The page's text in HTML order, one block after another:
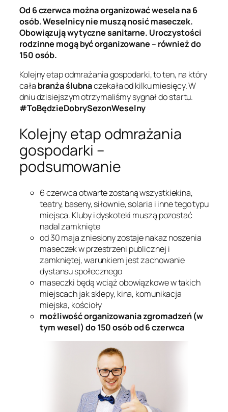
Od 6 czerwca można organizować wesela na 6
osób. Weselnicy nie muszą nosić maseczek.
Obowiązują wytyczne sanitarne. Uroczystości
rodzinne mogą być organizowane – również do
150 osób.
Kolejny etap odmrażania gospodarki, to ten, na który
cała branża ślubnaczekała od kilku miesięcy. W
dniu dzisiejszym otrzymaliśmy sygnał do startu.
#ToBędzieDobrySezonWeselny
Kolejny etap odmrażania
gospodarki –
podsumowanie
6 czerwca otwarte zostaną wszystkiekina,
teatry, baseny, siłownie, solaria i inne tego typu
miejsca. Kluby i dyskoteki muszą pozostać
nadal zamknięte
od 30 maja zniesiony zostaje nakaz noszenia
maseczek w przestrzeni publicznej i
zamkniętej, warunkiem jest zachowanie
dystansu społecznego
maseczki będą wciąż obowiązkowe w takich
miejscach jak sklepy, kina, komunikacja
miejska, kościoły
możliwość organizowania zgromadzeń (w
tym wesel) do 150 osób od 6 czerwca